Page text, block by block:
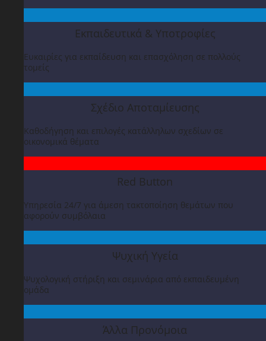
Εκπαιδευτικά & Υποτροφίες
Ευκαιρίες για εκπαίδευση και επασχόληση σε πολλούς
τομείς
Σχέδιο Αποταμίευσης
Καθοδήγηση και επιλογές κατάλληλων σχεδίων σε
οικονομικά θέματα
Red Button
Υπηρεσία 24/7 για άμεση τακτοποίηση θεμάτων που
αφορούν συμβόλαια
Ψυχική Υγεία
Ψυχολογική στήριξη και σεμινάρια από εκπαιδευμένη
ομάδα
Άλλα Προνόμοια